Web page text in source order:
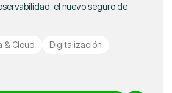
el nuevo seguro de
& Cloud
Digitalización